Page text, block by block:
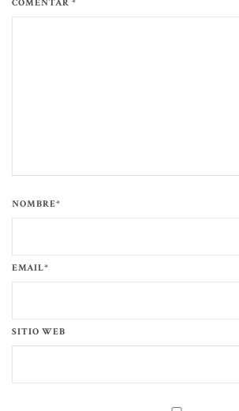
COMENTAR *
NOMBRE*
EMAIL*
SITIO WEB